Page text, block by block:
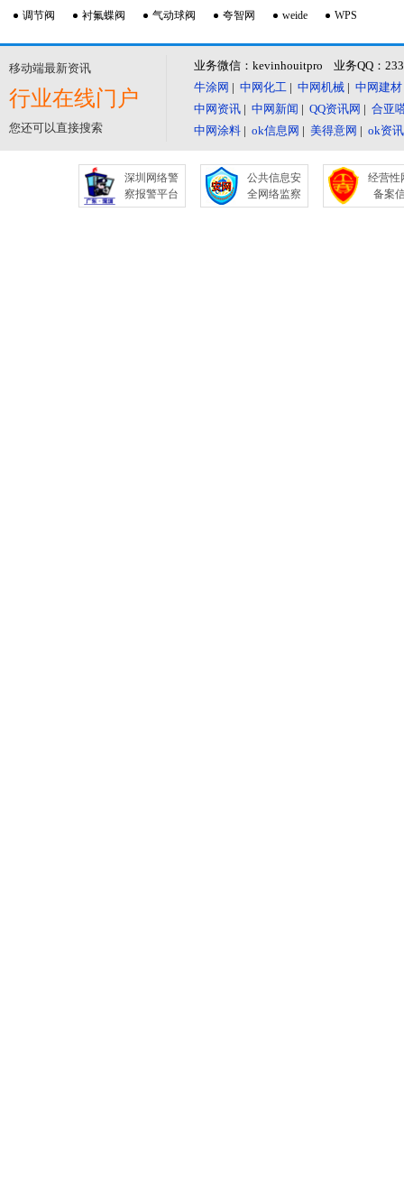
调节阀 衬氟蝶阀 气动球阀 夸智网 weide WPS
移动端最新资讯
行业在线门户
您还可以直接搜索
业务微信：kevinhouitpro 业务QQ：
牛涂网 | 中网化工 | 中网机械 | 中网建材
中网资讯 | 中网新闻 | QQ资讯网 | 合亚
中网涂料 | ok信息网 | 美得意网 | ok资
深圳网络警
察报警平台
公共信息安
全网络监察
经营性
备案